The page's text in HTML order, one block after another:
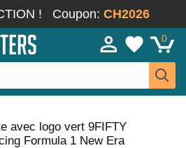
! Coupon: CH2026
0
avec logo vert 9FIFTY
Formula 1 New Era